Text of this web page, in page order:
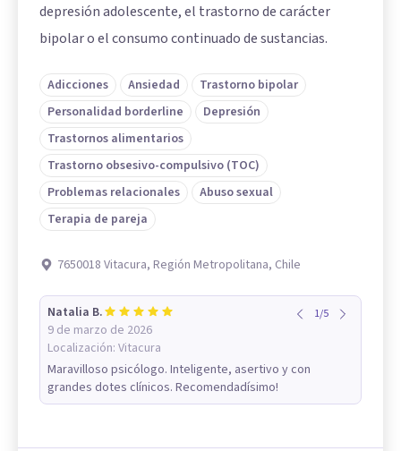
depresión adolescente, el trastorno de carácter
bipolar o el consumo continuado de sustancias.
Adicciones Ansiedad
Trastorno bipolar
Personalidad borderline
Depresión
Trastornos alimentarios
Trastorno obsesivo-compulsivo (TOC)
Problemas relacionales
Abuso sexual
Terapia de pareja
7650018 Vitacura, Región Metropolitana, Chile
Natalia B.
9 de marzo de 2026
Localización: Vitacura
1/5
Maravilloso psicólogo. Inteligente, asertivo y con
grandes dotes clínicos. Recomendadísimo!